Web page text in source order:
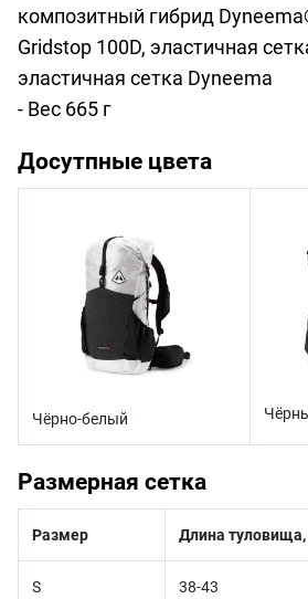
композитный гибрид
Gridstop 100D, эластичная
эластичная сетка Dyneema
- Вес 665 г
Досутпные цвета
Чёрно-белый
Размерная сетка
Размер Длина
S 38-43